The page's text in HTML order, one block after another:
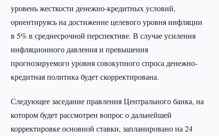
уровень жесткости денежно-кредитных условий,
ориентируясь на достижение целевого уровня инфляции
в 5% в среднесрочной перспективе. В случае усиления
инфляционного давления и превышения
прогнозируемого уровня совокупного спроса денежно-
кредитная политика будет скорректирована.
Следующее заседание правления Центрального банка, на
котором будет рассмотрен вопрос о дальнейшей
корректировке основной ставки, запланировано на 24